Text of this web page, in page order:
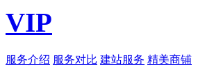
VIP
服务介绍 服务对比 建站服务 精美商铺